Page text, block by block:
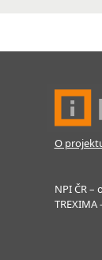
O
NPI ČR –